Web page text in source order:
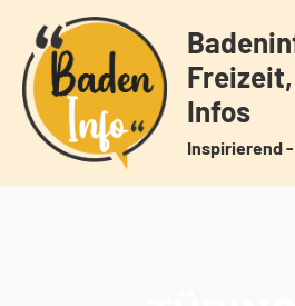
Inhalt
springen
Infos
Inspirierend